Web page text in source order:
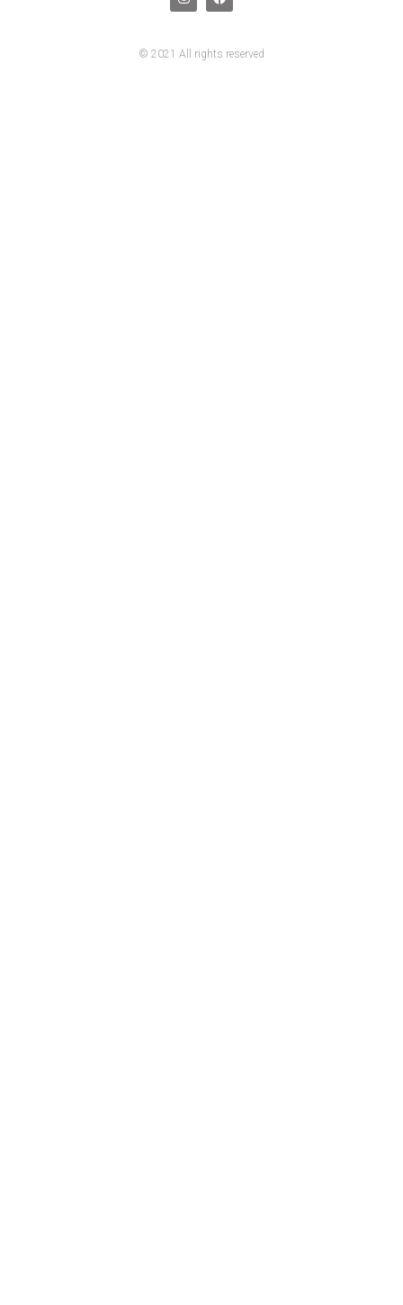
© 2021 All rights reserved